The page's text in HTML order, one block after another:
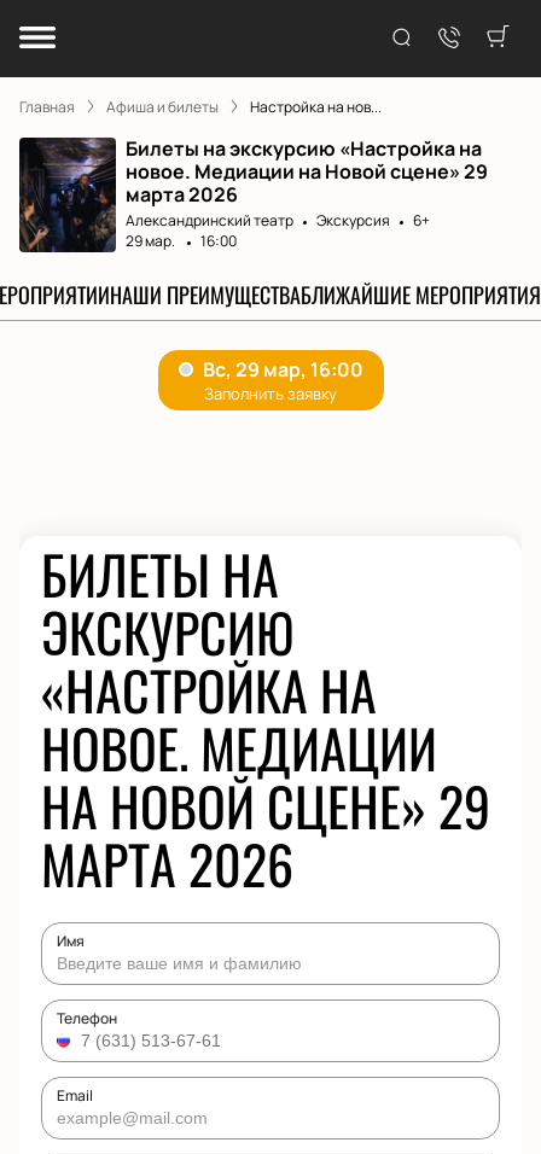
Главная Афиша и билеты Настройка на нов...
Билеты на экскурсию «Настройка на
новое. Медиации на Новой сцене» 29
марта 2026
Александринский театр Экскурсия
6+
29 мар.
16:00
НАШИ ПРЕИМУЩЕСТВАБЛИЖАЙШИЕ МЕРОПРИЯТИЯ
БИЛЕТЫ НА
ЭКСКУРСИЮ
«НАСТРОЙКА НА
НОВОЕ. МЕДИАЦИИ
НА НОВОЙ СЦЕНЕ» 29
МАРТА 2026
Имя
Телефон
Email